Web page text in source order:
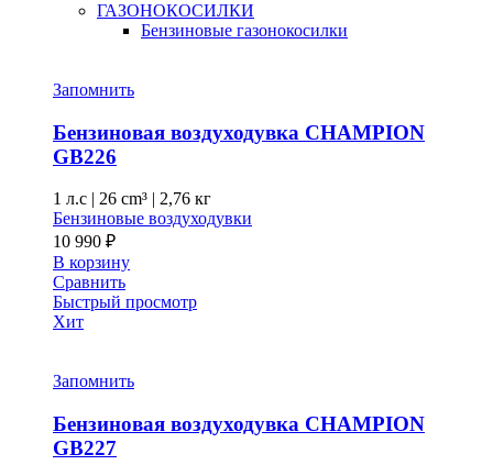
ГАЗОНОКОСИЛКИ
Бензиновые газонокосилки
Запомнить
Бензиновая воздуходувка CHAMPION
GB226
1 л.с | 26 cm³ | 2,76 кг
Бензиновые воздуходувки
10 990 ₽
В корзину
Сравнить
Быстрый просмотр
Хит
Запомнить
Бензиновая воздуходувка CHAMPION
GB227